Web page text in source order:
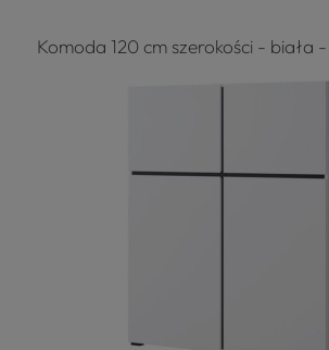
Komoda 120 cm szerokości - biała